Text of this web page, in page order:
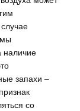
наличие
запахи –
со